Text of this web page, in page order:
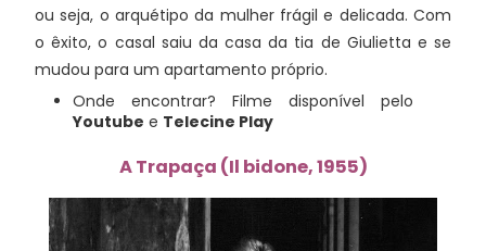
ou seja, o arquétipo da mulher frágil e delicada. Com
o êxito, o casal saiu da casa da tia de Giulietta e se
mudou para um apartamento próprio.
Onde encontrar? Filme disponível pelo
Youtube e Telecine Play
A Trapaça (Il bidone, 1955)